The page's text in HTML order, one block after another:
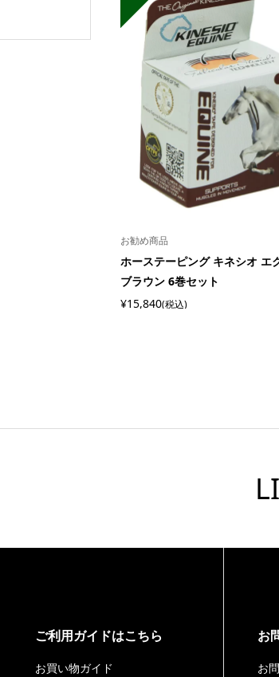
お勧め商品
ホーステーピング キネシオ エ
ブラウン 6巻セット
¥15,840(税込)
ご利用ガイドはこちら
お買い物ガイド
お
お